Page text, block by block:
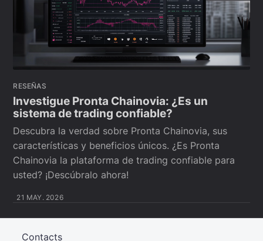
RESEÑAS
Investigue Pronta Chainovia: ¿Es un
sistema de trading confiable?
Descubra la verdad sobre Pronta Chainovia, sus
características y beneficios únicos. ¿Es Pronta
Chainovia la plataforma de trading confiable para
usted? ¡Descúbralo ahora!
21 MAY. 2026
Contacts